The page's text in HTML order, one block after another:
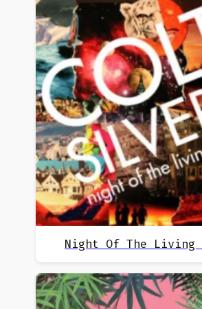
Night Of The Living